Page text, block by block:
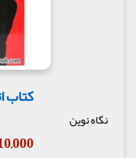
کتاب
نگاه نوین
510,000